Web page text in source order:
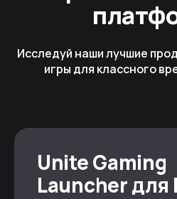
Исследуй наши лучшие
игры для классного
Unite Gaming
Launcher для